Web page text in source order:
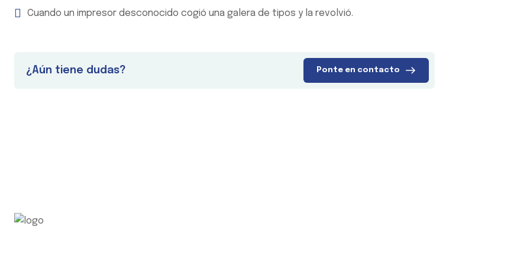
Cuando un impresor desconocido cogió una galera de tipos y la revolvió.
¿Aún tiene dudas? Ponte en contacto